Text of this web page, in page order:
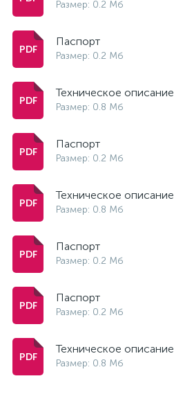
Размер: 0.2 Мб
Паспорт
Размер: 0.2 Мб
Техническое описание
Размер: 0.8 Мб
Паспорт
Размер: 0.2 Мб
Техническое описание
Размер: 0.8 Мб
Паспорт
Размер: 0.2 Мб
Паспорт
Размер: 0.2 Мб
Техническое описание
Размер: 0.8 Мб